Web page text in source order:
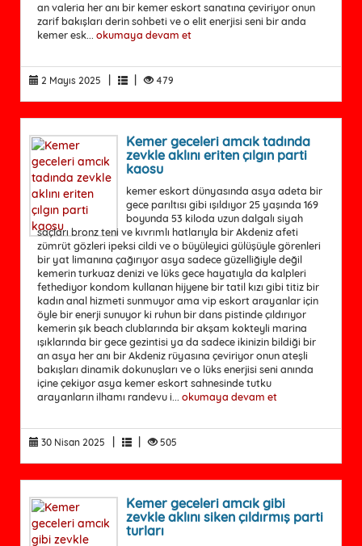
an valeria her anı bir kemer eskort sanatına çeviriyor onun
zarif bakışları derin sohbeti ve o elit enerjisi seni bir anda
kemer esk... okumaya devam et
2 Mayıs 2025 | | 479
Kemer geceleri amcık tadında
zevkle aklını eriten çılgın parti
kaosu
kemer eskort dünyasında asya adeta bir
gece parıltısı gibi ışıldıyor 25 yaşında 169
boyunda 53 kiloda uzun dalgalı siyah
saçları bronz teni ve kıvrımlı hatlarıyla bir Akdeniz afeti
zümrüt gözleri ipeksi cildi ve o büyüleyici gülüşüyle görenleri
bir yat limanına çağırıyor asya sadece güzelliğiyle değil
kemerin turkuaz denizi ve lüks gece hayatıyla da kalpleri
fethediyor kondom kullanan hijyene bir tatil kızı gibi titiz bir
kadın anal hizmeti sunmuyor ama vip eskort arayanlar için
öyle bir enerji sunuyor ki ruhun bir dans pistinde çıldırıyor
kemerin şık beach clublarında bir akşam kokteyli marina
ışıklarında bir gece gezintisi ya da sadece ikinizin bildiği bir
an asya her anı bir Akdeniz rüyasına çeviriyor onun ateşli
bakışları dinamik dokunuşları ve o lüks enerjisi seni anında
içine çekiyor asya kemer eskort sahnesinde tutku
arayanların ilhamı randevu i... okumaya devam et
30 Nisan 2025 | | 505
Kemer geceleri amcık gibi
zevkle aklını siken çıldırmış parti
turları